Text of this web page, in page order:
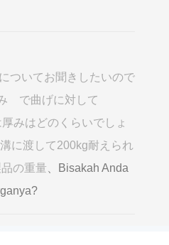
ついてお聞きしたいので
で曲げに対して
みはどのくらいでしょ
に渡して200kg耐えられ
の重量 、Bisakah Anda